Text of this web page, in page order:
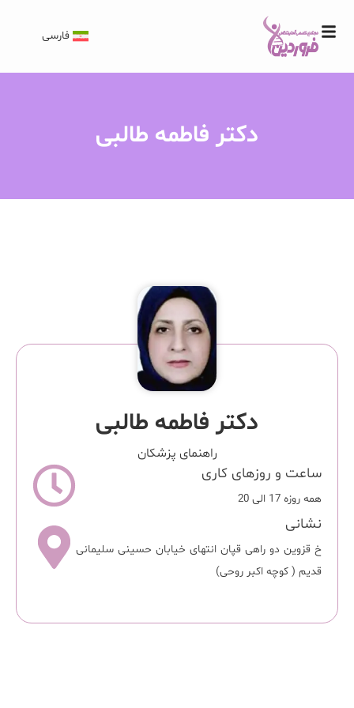
فارسی
دکتر فاطمه طالبی
دکتر فاطمه طالبی
راهنمای پزشکان
ساعت و روزهای کاری
همه روزه 17 الی 20
نشانی
خ قزوین دو راهی قپان انتهای خیابان حسینی سلیمانی
قدیم ( کوچه اکبر روحی)